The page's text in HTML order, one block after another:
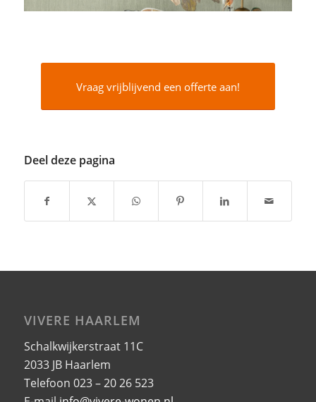
Vraag vrijblijvend een offerte aan!
Deel deze pagina
VIVERE HAARLEM
Schalkwijkerstraat 11C
2033 JB Haarlem
Telefoon 023 – 20 26 523